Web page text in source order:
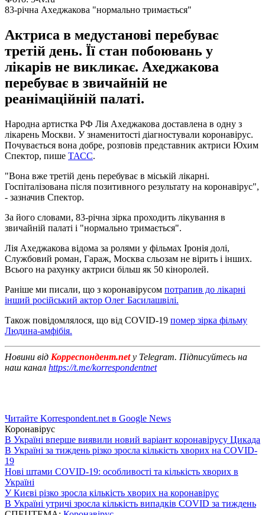
83-річна Ахеджакова "нормально тримається"
Актриса в медустанові перебуває
третій день. Її стан побоювань у
лікарів не викликає. Ахеджакова
перебуває в звичайній не
реанімаційній палаті.
Народна артистка РФ Лія Ахеджакова доставлена ​​в одну з
лікарень Москви. У знаменитості діагностували коронавірус.
Почувається вона добре, розповів представник актриси Юхим
Спектор, пише ТАСС.
"Вона вже третій день перебуває в міській лікарні.
Госпіталізована після позитивного результату на коронавірус",
- зазначив Спектор.
За його словами, 83-річна зірка проходить лікування в
звичайній палаті і "нормально тримається".
Лія Ахеджакова відома за ролями у фільмах Іронія долі,
Службовий роман, Гараж, Москва сльозам не вірить і інших.
Всього на рахунку актриси більш як 50 кіноролей.
Раніше ми писали, що з коронавірусом потрапив до лікарні
інший російський актор Олег Басилашвілі.
Також повідомлялося, що від COVID-19 помер зірка фільму
Людина-амфібія.
Новини від Корреспондент.netу Telegram. Підписуйтесь на
наш канал https://t.me/korrespondentnet
Читайте Korrespondent.net в Google News
Коронавірус
В Україні вперше виявили новий варіант коронавірусу Цикада
В Україні за тиждень різко зросла кількість хворих на COVID-
19
Нові штами COVID-19: особливості та кількість хворих в
Україні
У Києві різко зросла кількість хворих на коронавірус
В Україні утричі зросла кількість випадків COVID за тиждень